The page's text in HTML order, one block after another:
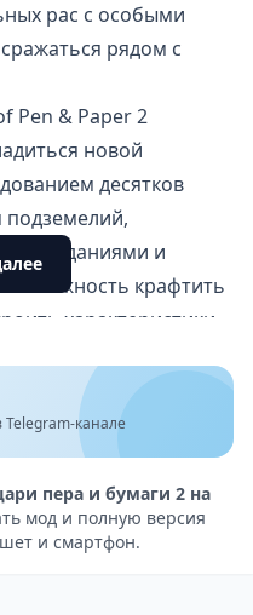
рас с особыми
рядом с
Pen & Paper 2
новой
десятков
заданиями и
крафтить
характеристики
создать свою
все события и
представлена
возможность
а также
эльф) и различных
канале
пера и бумаги 2 на
мод и полную версия
и смартфон.